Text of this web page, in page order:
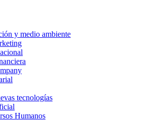
y medio ambiente
tecnologías
Humanos